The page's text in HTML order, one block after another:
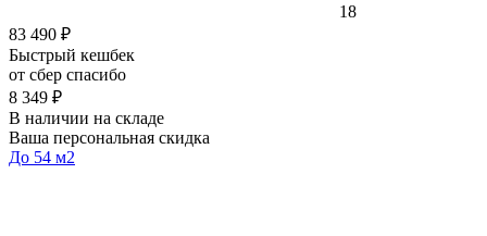
18
83 490 ₽
Быстрый кешбек
от сбер спасибо
8 349 ₽
В наличии на складе
Ваша персональная скидка
До 54 м2